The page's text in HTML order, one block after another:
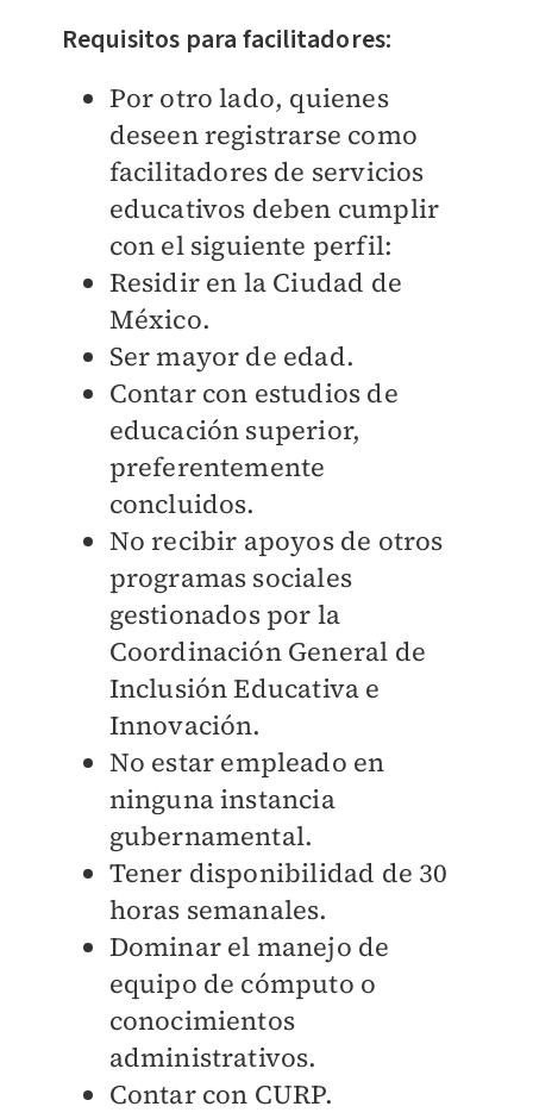
Requisitos para facilitadores:
Por otro lado, quienes
deseen registrarse como
facilitadores de servicios
educativos deben cumplir
con el siguiente perfil:
Residir en la Ciudad de
México.
Ser mayor de edad.
Contar con estudios de
educación superior,
preferentemente
concluidos.
No recibir apoyos de otros
programas sociales
gestionados por la
Coordinación General de
Inclusión Educativa e
Innovación.
No estar empleado en
ninguna instancia
gubernamental.
Tener disponibilidad de 30
horas semanales.
Dominar el manejo de
equipo de cómputo o
conocimientos
administrativos.
Contar con CURP.